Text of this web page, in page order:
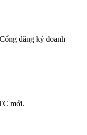
đăng ký doanh
mới.